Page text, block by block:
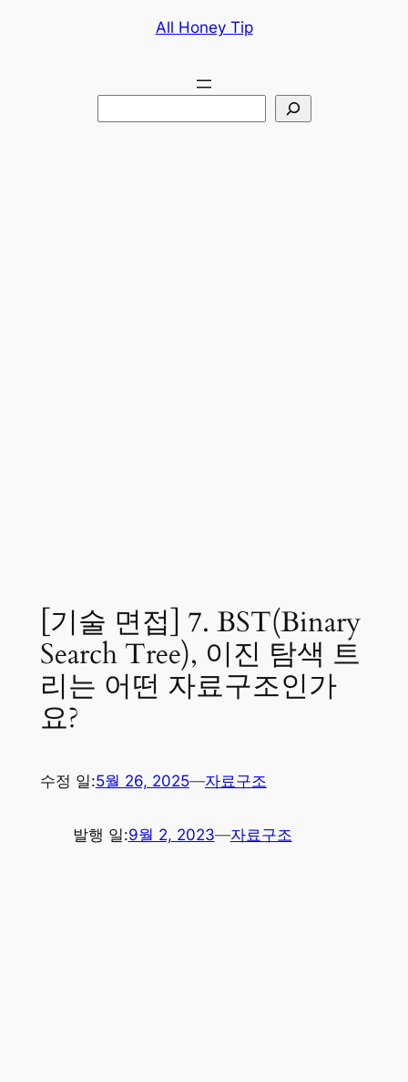
All Honey Tip
[기술 면접] 7. BST(Binary
Search Tree), 이진 탐색 트
리는 어떤 자료구조인가
요?
수정 일:5월 26, 2025—자료구조
발행 일:9월 2, 2023—자료구조